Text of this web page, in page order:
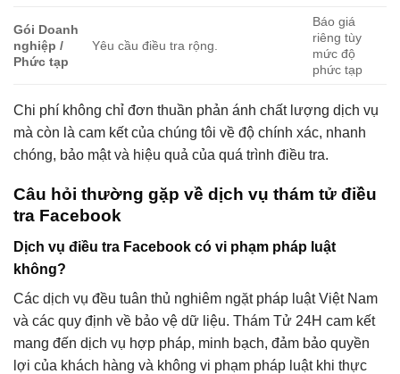
Gói Doanh
nghiệp /
Phức tạp
Yêu cầu điều tra rộng.
Báo giá
riêng tùy
mức độ
phức tạp
Chi phí không chỉ đơn thuần phản ánh chất lượng dịch vụ
mà còn là cam kết của chúng tôi về độ chính xác, nhanh
chóng, bảo mật và hiệu quả của quá trình điều tra.
Câu hỏi thường gặp về dịch vụ thám tử điều
tra Facebook
Dịch vụ điều tra Facebook có vi phạm pháp luật
không?
Các dịch vụ đều tuân thủ nghiêm ngặt pháp luật Việt Nam
và các quy định về bảo vệ dữ liệu. Thám Tử 24H cam kết
mang đến dịch vụ hợp pháp, minh bạch, đảm bảo quyền
lợi của khách hàng và không vi phạm pháp luật khi thực